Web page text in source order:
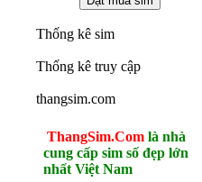
Thống kê sim
Thống kê truy cập
thangsim.com
ThangSim.Com là nhà
cung cấp sim số đẹp lớn
nhất Việt Nam